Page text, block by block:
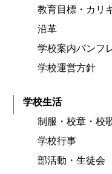
教育目標・カリ
沿革
学校案内パンフ
学校運営方針
学校生活
制服・校章・校
学校行事
部活動・生徒会